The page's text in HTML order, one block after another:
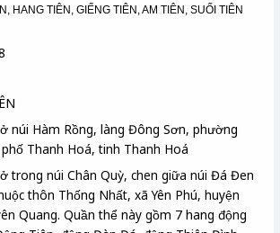
HANG TIÊN, GIẾNG TIÊN, AM TIÊN, SUỐI TIÊN
núi Hàm Rồng, làng Đông Sơn, phường
Thanh Hoá, tinh Thanh Hoá
trong núi Chân Quỳ, chen giữa núi Đá Đen
thôn Thống Nhất, xã Yên Phú, huyện
Quang. Quần thể này gồm 7 hang động